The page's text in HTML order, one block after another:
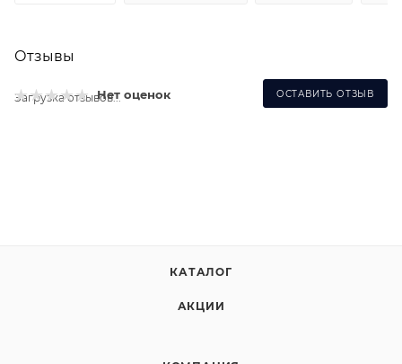
Отзывы
Нет оценок ОСТАВИТЬ ОТЗЫВ
Загрузка отзывов...
КАТАЛОГ
АКЦИИ